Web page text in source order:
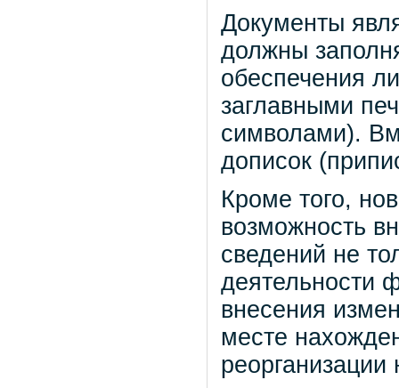
Документы
должны
обеспечения
заглавными
символами).
дописок
Кроме того,
возможность
сведений не
деятельности
внесения
месте